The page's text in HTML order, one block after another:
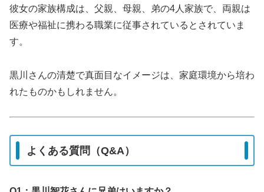
彼女の家族構成は、父親、母親、弟の4人家族で、両親は
医療や福祉に携わる職業に従事されているとされていま
す。
黒川さんの清楚で真面目なイメージは、家庭環境から培わ
れたものかもしれません。
よくある質問（Q&A）